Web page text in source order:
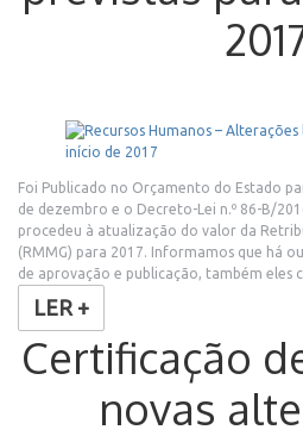
Foi Publicado no Orçamento do Estado
de dezembro e o Decreto-Lei n.º 86-B/
procedeu à atualização do valor da
(RMMG) para 2017. Informamos que há
de aprovação e publicação, também eles
LER +
Certificação
novas